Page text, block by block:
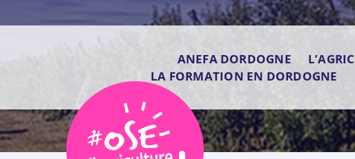
ANEFA DORDOGNE
LA FORMATION EN DORDOGNE